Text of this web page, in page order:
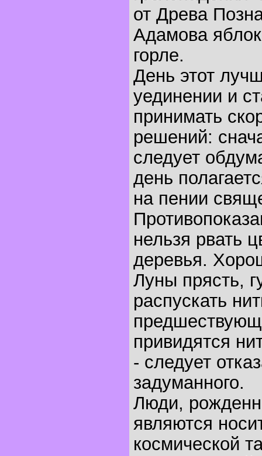
от Древа
Адамова
горле.
День этот
уединении и
принимать
решений:
следует
день
на пении
нельзя рвать
деревья.
Луны прясть,
распускать
привидятся
- следует
задуманного.
Люди,
являются
космической